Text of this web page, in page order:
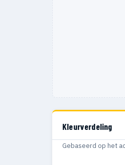
Kleurverdeling
Gebaseerd op het